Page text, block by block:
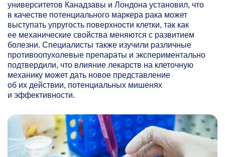
университетов Канадзавы и Лондона установил, что
в качестве потенциального маркера рака может
выступать упругость поверхности клетки, так как
ее механические свойства меняются с развитием
болезни. Специалисты также изучили различные
противоопухолевые препараты и экспериментально
подтвердили, что влияние лекарств на клеточную
механику может дать новое представление
об их действии, потенциальных мишенях
и эффективности.